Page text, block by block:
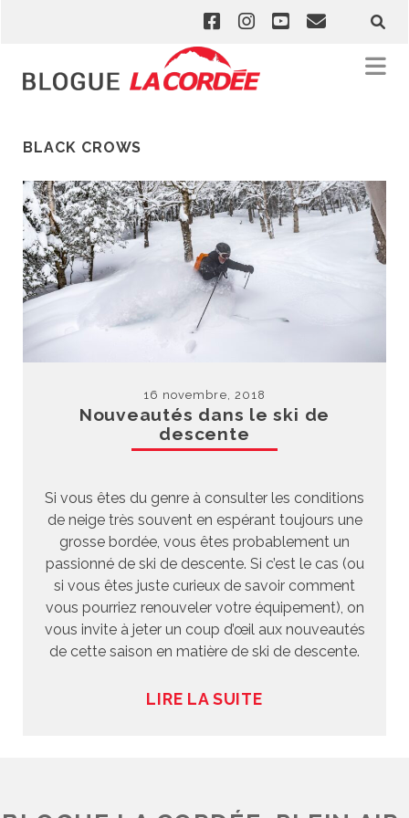
BLACK CROWS
16 novembre, 2018
Nouveautés dans le ski de
descente
Si vous êtes du genre à consulter les conditions
de neige très souvent en espérant toujours une
grosse bordée, vous êtes probablement un
passionné de ski de descente. Si c’est le cas (ou
si vous êtes juste curieux de savoir comment
vous pourriez renouveler votre équipement), on
vous invite à jeter un coup d’œil aux nouveautés
de cette saison en matière de ski de descente.
LIRE LA SUITE